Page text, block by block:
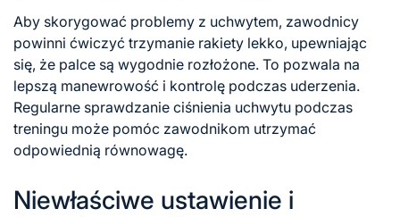
Aby skorygować problemy z uchwytem, zawodnicy
powinni ćwiczyć trzymanie rakiety lekko, upewniając
się, że palce są wygodnie rozłożone. To pozwala na
lepszą manewrowość i kontrolę podczas uderzenia.
Regularne sprawdzanie ciśnienia uchwytu podczas
treningu może pomóc zawodnikom utrzymać
odpowiednią równowagę.
Niewłaściwe ustawienie i